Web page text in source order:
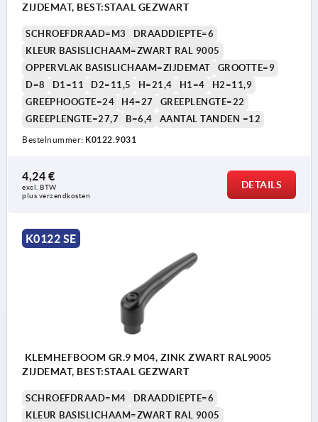
ZIJDEMAT, BEST:STAAL GEZWART
SCHROEFDRAAD=M3
DRAADDIEPTE=6
KLEUR BASISLICHAAM=ZWART RAL 9005
OPPERVLAK BASISLICHAAM=ZIJDEMAT
GROOTTE=9
D=8
D1=11 D2=11,5 H=21,4 H1=4
H2=11,9
GREEPHOOGTE=24
H4=27
GREEPLENGTE=22
GREEPLENGTE=27,7
B=6,4 AANTAL TANDEN =12
Bestelnummer: K0122.9031
4,24 €
excl. BTW
plus verzendkosten
DETAILS
K0122 SE
KLEMHEFBOOM GR.9 M04, ZINK ZWART RAL9005
ZIJDEMAT, BEST:STAAL GEZWART
SCHROEFDRAAD=M4
DRAADDIEPTE=6
KLEUR BASISLICHAAM=ZWART RAL 9005